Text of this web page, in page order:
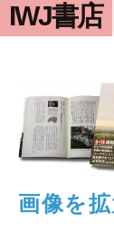
IWJ書店
画像を